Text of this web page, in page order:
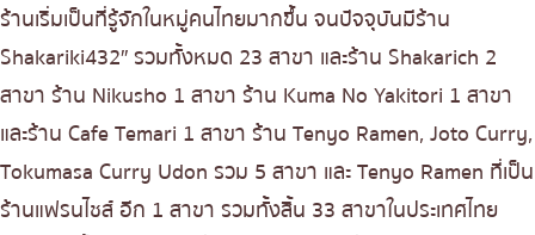
ร้านเริ่มเป็นที่รู้จักในหมู่คนไทยมากขึ้น จนปัจจุบันมีร้าน
Shakariki432″ รวมทั้งหมด 23 สาขา และร้าน Shakarich 2
สาขา ร้าน Nikusho 1 สาขา ร้าน Kuma No Yakitori 1 สาขา
และร้าน Cafe Temari 1 สาขา ร้าน Tenyo Ramen, Joto Curry,
Tokumasa Curry Udon รวม 5 สาขา และ Tenyo Ramen ที่เป็น
ร้านแฟรนไชส์ อีก 1 สาขา รวมทั้งสิ้น 33 สาขาในประเทศไทย